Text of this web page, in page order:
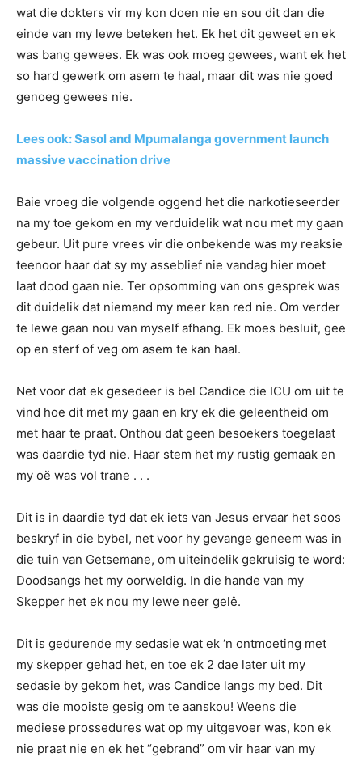
wat die dokters vir my kon doen nie en sou dit dan die
einde van my lewe beteken het. Ek het dit geweet en ek
was bang gewees. Ek was ook moeg gewees, want ek het
so hard gewerk om asem te haal, maar dit was nie goed
genoeg gewees nie.
Lees ook: Sasol and Mpumalanga government launch
massive vaccination drive
Baie vroeg die volgende oggend het die narkotieseerder
na my toe gekom en my verduidelik wat nou met my gaan
gebeur. Uit pure vrees vir die onbekende was my reaksie
teenoor haar dat sy my asseblief nie vandag hier moet
laat dood gaan nie. Ter opsomming van ons gesprek was
dit duidelik dat niemand my meer kan red nie. Om verder
te lewe gaan nou van myself afhang. Ek moes besluit, gee
op en sterf of veg om asem te kan haal.
Net voor dat ek gesedeer is bel Candice die ICU om uit te
vind hoe dit met my gaan en kry ek die geleentheid om
met haar te praat. Onthou dat geen besoekers toegelaat
was daardie tyd nie. Haar stem het my rustig gemaak en
my oë was vol trane . . .
Dit is in daardie tyd dat ek iets van Jesus ervaar het soos
beskryf in die bybel, net voor hy gevange geneem was in
die tuin van Getsemane, om uiteindelik gekruisig te word:
Doodsangs het my oorweldig. In die hande van my
Skepper het ek nou my lewe neer gelê.
Dit is gedurende my sedasie wat ek ‘n ontmoeting met
my skepper gehad het, en toe ek 2 dae later uit my
sedasie by gekom het, was Candice langs my bed. Dit
was die mooiste gesig om te aanskou! Weens die
mediese prossedures wat op my uitgevoer was, kon ek
nie praat nie en ek het “gebrand” om vir haar van my